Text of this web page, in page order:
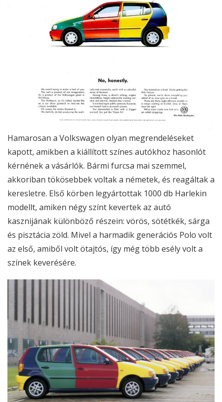
Hamarosan a Volkswagen olyan megrendeléseket
kapott, amikben a kiállított színes autókhoz hasonlót
kérnének a vásárlók. Bármi furcsa mai szemmel,
akkoriban tökösebbek voltak a németek, és reagáltak a
keresletre. Első körben legyártottak 1000 db Harlekin
modellt, amiken négy színt kevertek az autó
kasznijának különböző részein: vörös, sötétkék, sárga
és pisztácia zöld. Mivel a harmadik generációs Polo volt
az első, amiből volt ötajtós, így még több esély volt a
színek keverésére.